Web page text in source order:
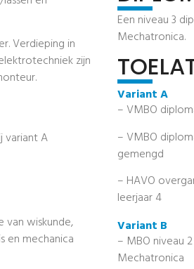
Verdieping in
zijn
variant A
van wiskunde,
en mechanica
Een niveau 3
Mechatronica.
Variant A
– VMBO
– VMBO
gemengd
– HAVO
leerjaar 4
Variant B
– MBO niveau
Mechatronica